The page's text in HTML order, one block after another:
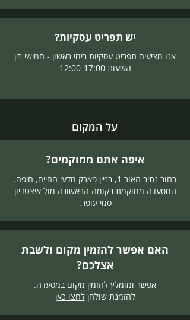
יש תפריט עסקיות?
אנו מציעים תפריט עסקיות בימי ראשון - חמישי בין
השעות 12:00-17:00
על המקום
איפה אתם ממוקמים?
רחוב נתיב האור 1, בניין פארק מדעי החיים, חיפה.
המסעדה ממוקמת בקומה הראשונה מול איצטדיון
סמי עופר.
האם אפשר להזמין מקום ולשבת
אצלכם?
אפשר ומומלץ להזמין מקום במסעדה.
להזמנת שולחןלחצו כאן